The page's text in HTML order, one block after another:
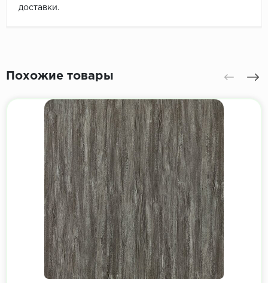
доставки.
Похожие товары